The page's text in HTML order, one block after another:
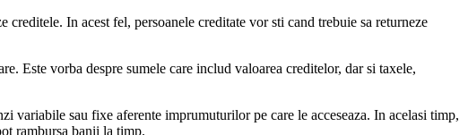
In acest fel, persoanele creditate vor sti cand trebuie sa returneze
Este vorba despre sumele care includ valoarea creditelor, dar si taxele,
variabile sau fixe aferente imprumuturilor pe care le acceseaza. In acelasi timp,
rambursa banii la timp.